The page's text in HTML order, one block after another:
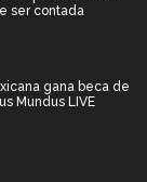
ser contada
gana beca de
Mundus LIVE